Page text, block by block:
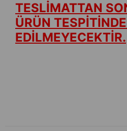
TESLİMATTAN
ÜRÜN
EDİLMEYECEKTİR.